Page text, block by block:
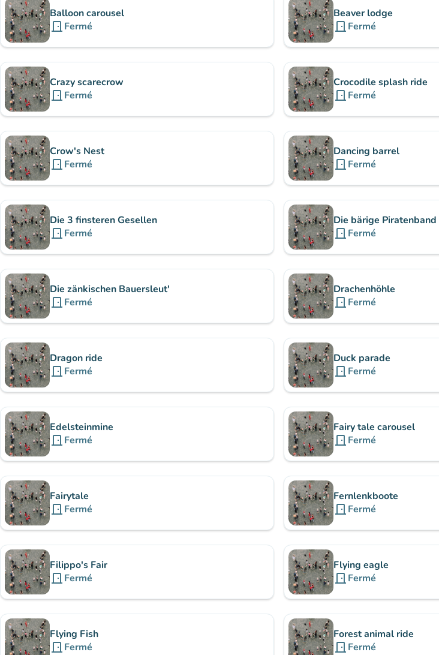
Balloon carousel
door_front Fermé
Beaver lodge
door_front Fermé
Crazy scarecrow
door_front Fermé
Crocodile splash ride
door_front Fermé
Crow's Nest
door_front Fermé
Dancing barrel
door_front Fermé
Die 3 finsteren Gesellen
door_front Fermé
Die bärige Piratenband
door_front Fermé
Die zänkischen Bauersleut'
door_front Fermé
Drachenhöhle
door_front Fermé
Dragon ride
door_front Fermé
Duck parade
door_front Fermé
Edelsteinmine
door_front Fermé
Fairy tale carousel
door_front Fermé
Fairytale
door_front Fermé
Fernlenkboote
door_front Fermé
Filippo's Fair
door_front Fermé
Flying eagle
door_front Fermé
Flying Fish
door_front Fermé
Forest animal ride
door_front Fermé